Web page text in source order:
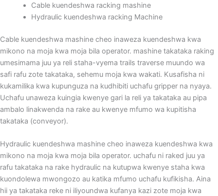
Cable kuendeshwa racking mashine
Hydraulic kuendeshwa racking Machine
Cable kuendeshwa mashine cheo inaweza kuendeshwa kwa
mikono na moja kwa moja bila operator. mashine takataka raking
umesimama juu ya reli staha-vyema trails traverse muundo wa
safi rafu zote takataka, sehemu moja kwa wakati. Kusafisha ni
kukamilika kwa kupunguza na kudhibiti uchafu gripper na nyaya.
Uchafu unaweza kuingia kwenye gari la reli ya takataka au pipa
ambalo linakwenda na rake au kwenye mfumo wa kupitisha
takataka (conveyor).
Hydraulic kuendeshwa mashine cheo inaweza kuendeshwa kwa
mikono na moja kwa moja bila operator. uchafu ni raked juu ya
rafu takataka na rake hydraulic na kutupwa kwenye staha kwa
kuondolewa mwongozo au katika mfumo uchafu kufikisha. Aina
hii ya takataka reke ni iliyoundwa kufanya kazi zote moja kwa